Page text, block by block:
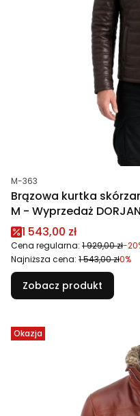
Kod produktu
M-363
Brązowa kurtka
M - Wyprzedaż DORJAN
Cena promocyjna
1 543,00 zł
Cena regularna: 1 929,00 zł-
Najniższa cena: 1 543,00 zł0%
Zobacz produkt
Okazja